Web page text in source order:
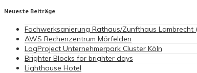
Neueste Beiträge
Fachwerksanierung Rathaus/Zunfthaus Lambrecht
AWS Rechenzentrum Mörfelden
LogProject Unternehmerpark Cluster Köln
Brighter Blocks for brighter days
Lighthouse Hotel